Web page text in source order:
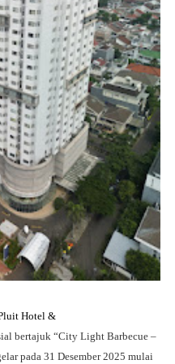
Hotel &
bertajuk “City Light Barbecue –
pada 31 Desember 2025 mulai